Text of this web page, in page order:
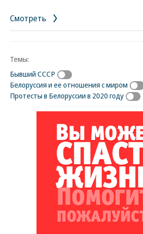
Смотреть
Темы:
Бывший СССР
Белоруссия и ее отношения с миром
Протесты в Белоруссии в 2020 году